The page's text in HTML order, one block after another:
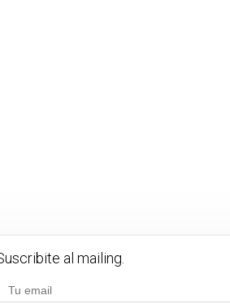
al mailing.